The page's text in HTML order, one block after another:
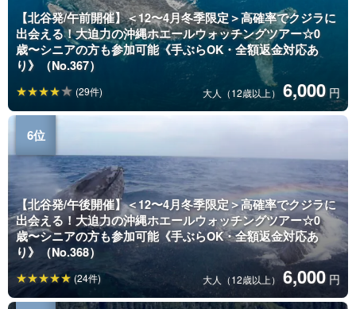
【北谷発/午前開催】＜12〜4月冬季限定＞高確率でクジラに
出会える！大迫力の沖縄ホエールウォッチングツアー☆0
歳〜シニアの方も参加可能《手ぶらOK・全額返金対応あ
り》（No.367）
大人（12歳以上） 6,000 円
(29件)
【北谷発/午後開催】＜12〜4月冬季限定＞高確率でクジラに
出会える！大迫力の沖縄ホエールウォッチングツアー☆0
歳〜シニアの方も参加可能《手ぶらOK・全額返金対応あ
り》（No.368）
大人（12歳以上） 6,000 円
(24件)